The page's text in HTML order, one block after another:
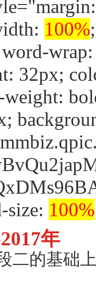
100%
32px;
weight:
size: 100%
年
二的基础